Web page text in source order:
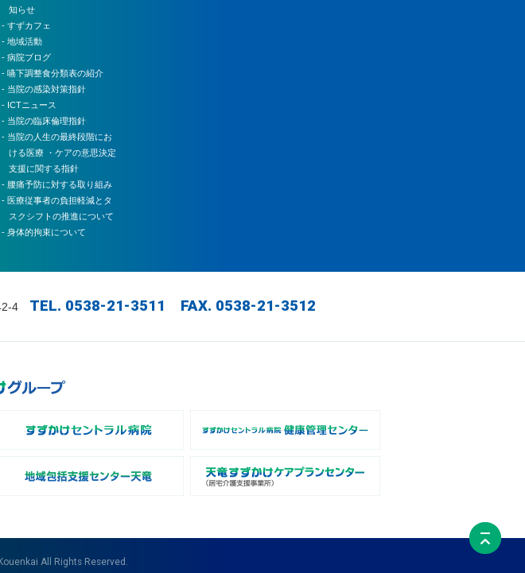
知らせ
- すずカフェ
- 地域活動
- 病院ブログ
- 嚥下調整食分類表の紹介
- 当院の感染対策指針
- ICTニュース
- 当院の臨床倫理指針
- 当院の人生の最終段階にお
ける医療 ・ケアの意思決定
支援に関する指針
- 腰痛予防に対する取り組み
- 医療従事者の負担軽減とタ
スクシフトの推進について
- 身体的拘束について
4 TEL. 0538-21-3511 FAX. 0538-21-3512
All Rights Reserved.